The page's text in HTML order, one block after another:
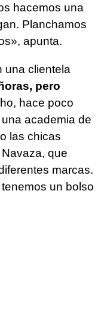
hacemos una
Planchamos
apunta.
una clientela
pero
hace poco
academia de
las chicas
que
marcas.
un bolso